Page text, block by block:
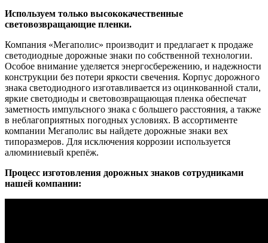
Используем только высококачественные
световозвращающие пленки.
Компания «Мегаполис» производит и предлагает к продаже
светодиодные дорожные знаки по собственной технологии.
Особое внимание уделяется энергосбережению, и надежности
конструкции без потери яркости свечения. Корпус дорожного
знака светодиодного изготавливается из оцинкованной стали,
яркие светодиоды и световозвращающая пленка обеспечат
заметность импульсного знака с большего расстояния, а также
в неблагоприятных погодных условиях. В ассортименте
компании Мегаполис вы найдете дорожные знаки вех
типоразмеров. Для исключения коррозии используется
алюминиевый крепёж.
Процесс изготовления дорожных знаков сотрудниками
нашей компании: